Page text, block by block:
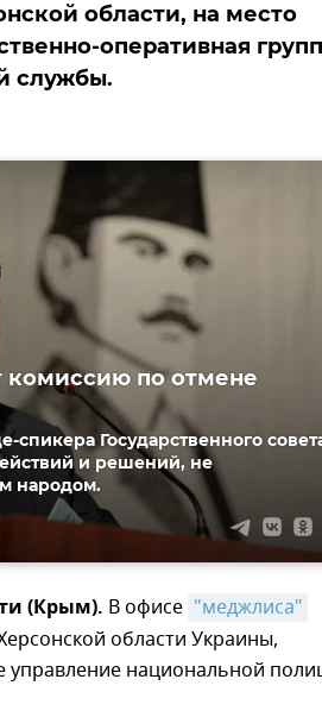
области, на место
оперативная
службы.
комиссию по отмене
спикера Государственного
и решений, не
народом.
(Крым). В офисе "меджлиса"
области Украины,
национальной